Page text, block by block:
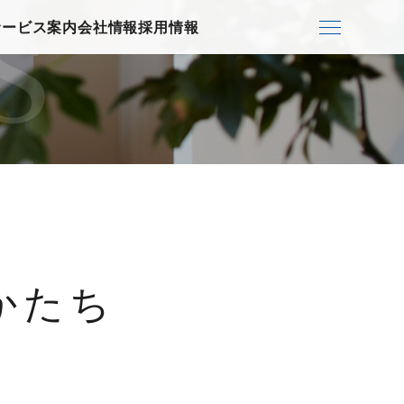
ビス案内会社情報採用情報
たち